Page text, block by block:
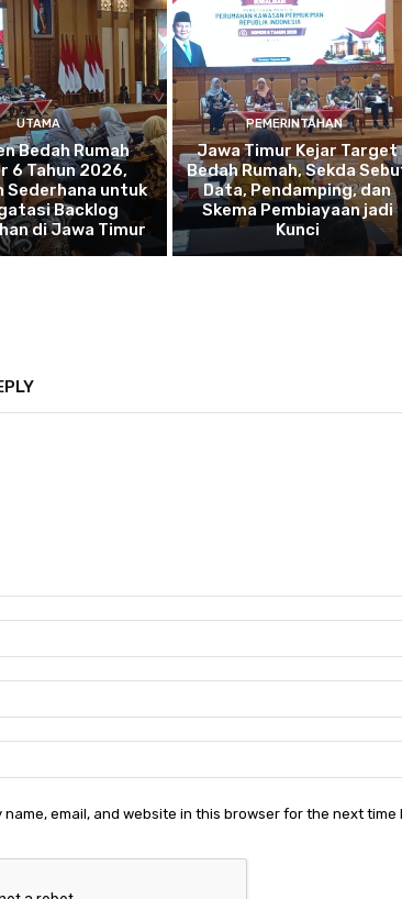
UTAMA
Bedah Rumah
6 Tahun 2026,
Sederhana untuk
Backlog
di Jawa Timur
PEMERINTAHAN
Jawa Timur Kejar Target
Bedah Rumah, Sekda
Data, Pendamping, dan
Skema Pembiayaan jadi
Kunci
name, email, and website in this browser for the next time